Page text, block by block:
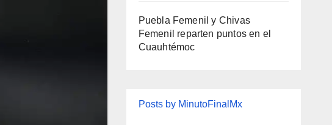
Puebla Femenil y Chivas
Femenil reparten puntos en el
Cuauhtémoc
Posts by MinutoFinalMx